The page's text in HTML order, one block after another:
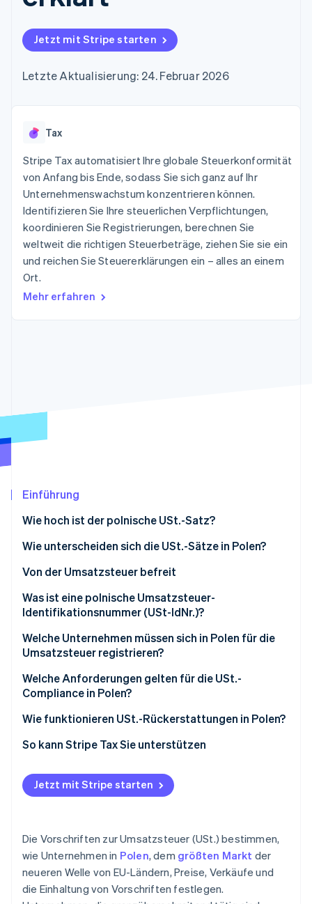
125
Terminal
Zahlungen vor Ort
Boost
Autorisierungsraten
Beschleunigter
Financial
Connections
Verbundene
Finanzdaten
Mehr
Product roadmap
Ausblick
Radar
Geldmanagement
SaaS
Bewirtung, Reisen und
Freizeit
Versicherungen
Medien und
Unterhaltung
Gemeinnützige
Organisationen
Fachdienstleistungen
Öffentlicher Sektor
Ecosystem
Marktplatz auf
Abonnementverwaltung
nutzungsbasierte
Abrechnung um
Karten ausgeben: So
Diensten mit Agenten
Ressourcen
App-Integrationen
Code-Beispiele
Entwickler-Blog
Stripe Sessions
Karriere
Stripe Press
kontaktieren
Partner werden
Jetzt mit Stripe starten
Letzte Aktualisierung: 24. Februar 2026
Tax
Stripe Tax automatisiert Ihre globale Steuerkonformität
von Anfang bis Ende, sodass Sie sich ganz auf Ihr
Unternehmenswachstum konzentrieren können.
Identifizieren Sie Ihre steuerlichen Verpflichtungen,
koordinieren Sie Registrierungen, berechnen Sie
weltweit die richtigen Steuerbeträge, ziehen Sie sie ein
und reichen Sie Steuererklärungen ein – alles an einem
Ort.
Mehr erfahren
Einführung
Wie hoch ist der polnische USt.-Satz?
Wie unterscheiden sich die USt.-Sätze in Polen?
8 % Umsatzsteuer
5 % Umsatzsteuer
Von der Umsatzsteuer befreit
Was ist eine polnische Umsatzsteuer-
Identifikationsnummer (USt-IdNr.)?
Welche Unternehmen müssen sich in Polen für die
Umsatzsteuer registrieren?
Welche Anforderungen gelten für die USt.-
Compliance in Polen?
Zahlung und Beibehaltung der USt.
JPK_VAT absenden
USt. pünktlich zahlen
Mechanismus der geteilten Zahlung verwenden
Registrierung auf dem neuesten Stand halten
Wie funktionieren USt.-Rückerstattungen in Polen?
So kann Stripe Tax Sie unterstützen
Jetzt mit Stripe starten
Die Vorschriften zur Umsatzsteuer (USt.) bestimmen,
wie Unternehmen in Polen, dem größten Markt der
neueren Welle von EU-Ländern, Preise, Verkäufe und
die Einhaltung von Vorschriften festlegen.